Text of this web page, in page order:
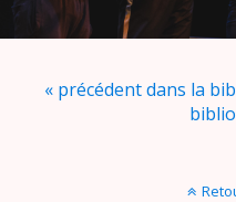
« précédent dans la